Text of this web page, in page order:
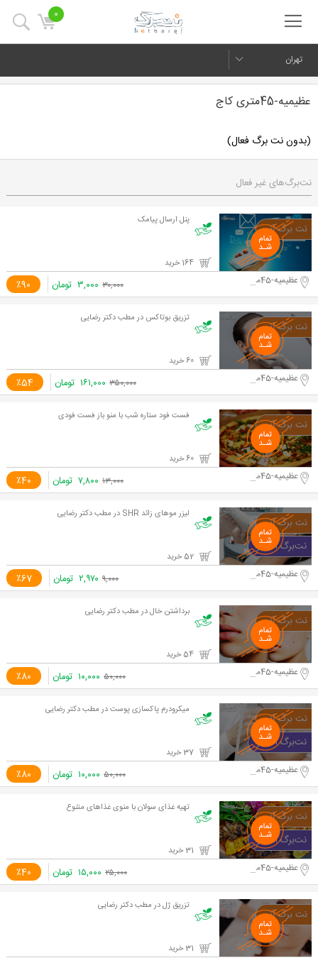
0
تهران
عظیمیه-45متری کاج
(بدون نت برگ فعال)
نت‌برگ‌های غیر فعال
پنل ارسال پیامک
٪90 عظیمیه-45متری کاج ۳۰,۰۰۰ ۳,۰۰۰ تومان
تزریق بوتاکس در مطب دکتر رضایی
٪54 عظیمیه-45متری کاج ۳۵۰,۰۰۰ ۱۶۱,۰۰۰ تومان
فست فود ستاره شب با منو باز فست فودی
٪40 عظیمیه-45متری کاج ۱۳,۰۰۰ ۷,۸۰۰ تومان
لیزر موهای زائد SHR در مطب دکتر رضایی
٪67 عظیمیه-45متری کاج ۹,۰۰۰ ۲,۹۷۰ تومان
برداشتن خال در مطب دکتر رضایی
٪80 عظیمیه-45متری کاج ۵۰,۰۰۰ ۱۰,۰۰۰ تومان
میکرودرم پاکسازی پوست در مطب دکتر رضایی
٪80 عظیمیه-45متری کاج ۵۰,۰۰۰ ۱۰,۰۰۰ تومان
تهیه غذای سولان با منوی غذاهای متنوع
٪40 عظیمیه-45متری کاج ۲۵,۰۰۰ ۱۵,۰۰۰ تومان
تزریق ژل در مطب دکتر رضایی